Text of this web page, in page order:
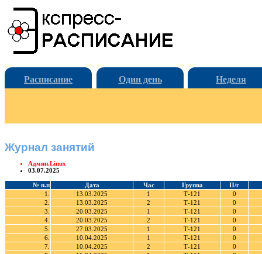
Расписание Один день Неделя
Журнал занятий
Админ.Linux
03.07.2025
№ п.п Дата Час Группа
П/г
1.
13.03.2025 1 Т-121
0
2.
13.03.2025 2 Т-121
0
3.
20.03.2025 1 Т-121
0
4.
20.03.2025 2 Т-121
0
5.
27.03.2025 1 Т-121
0
6.
10.04.2025 1 Т-121
0
7.
10.04.2025 2 Т-121
0